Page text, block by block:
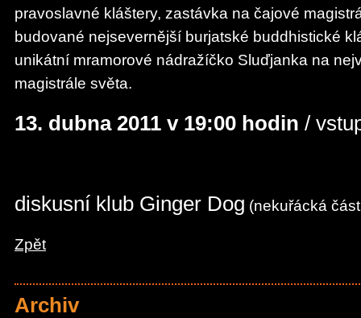
pravoslavné kláštery, zastávka na čajové
budované nejsevernější burjatské buddhistické
unikátní mramorové nádražíčko Sluďjanka na
magistrále světa.
13. dubna 2011 v 19:00 hodin /
diskusní klub Ginger Dog (nekuřácká
Zpět
Archiv